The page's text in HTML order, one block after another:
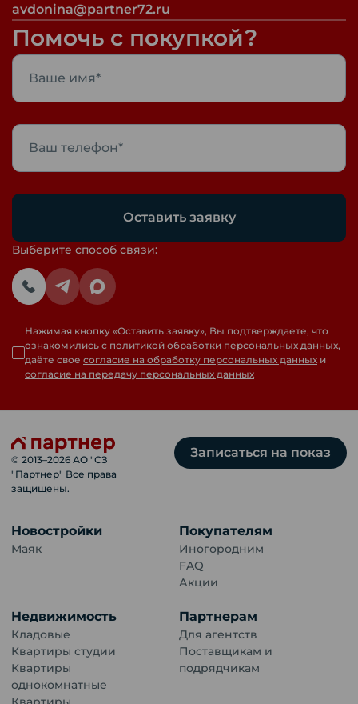
avdonina@partner72.ru
Помочь с покупкой?
Оставить заявку
Выберите способ связи:
Нажимая кнопку «Оставить заявку», Вы подтверждаете, что
ознакомились с политикой обработки персональных данных,
даёте свое согласие на обработку персональных данных и
согласие на передачу персональных данных
© 2013–2026 АО "СЗ
"Партнер" Все права
защищены.
Записаться на показ
Новостройки
Маяк
Покупателям
Иногородним
FAQ
Акции
Недвижимость
Кладовые
Квартиры студии
Квартиры
однокомнатные
Партнерам
Для агентств
Поставщикам и
подрядчикам